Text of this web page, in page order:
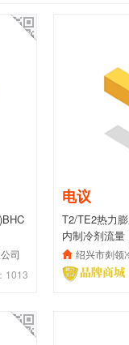
司
1013
电议
T2/TE2热力
内制冷剂流
胀阀绍兴市剡领冷